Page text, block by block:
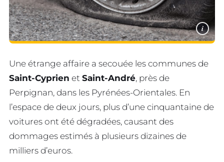
i
Une étrange affaire a secouée les communes de
Saint-Cyprien et Saint-André, près de
Perpignan, dans les Pyrénées-Orientales. En
l’espace de deux jours, plus d’une cinquantaine de
voitures ont été dégradées, causant des
dommages estimés à plusieurs dizaines de
milliers d’euros.